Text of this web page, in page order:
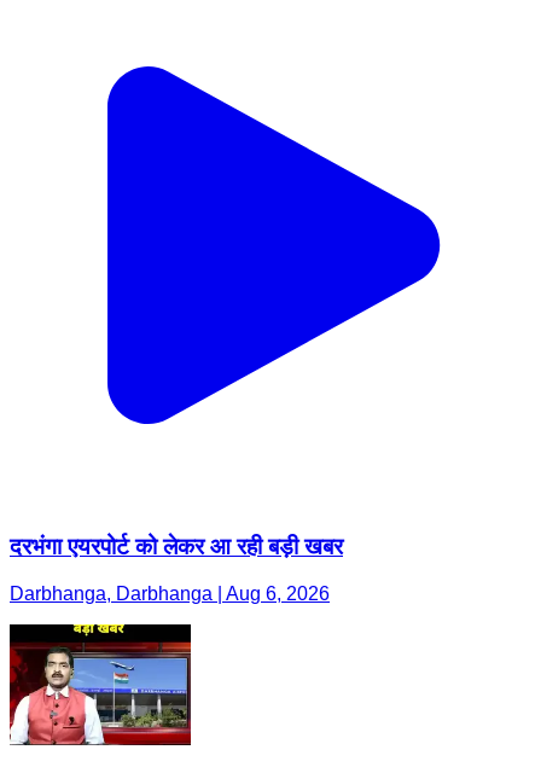
दरभंगा एयरपोर्ट को लेकर आ रही बड़ी खबर
Darbhanga, Darbhanga | Aug 6, 2026